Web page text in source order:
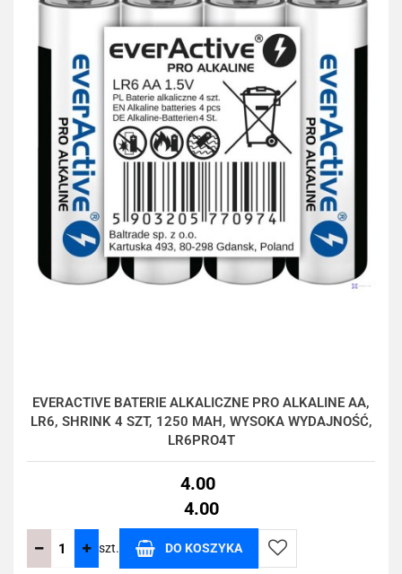
EVERACTIVE BATERIE ALKALICZNE PRO ALKALINE AA,
LR6, SHRINK 4 SZT, 1250 MAH, WYSOKA WYDAJNOŚĆ,
LR6PRO4T
4.00
4.00
szt. DO KOSZYKA